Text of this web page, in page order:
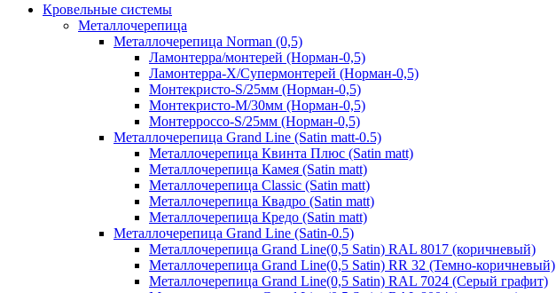
Кровельные системы
Металлочерепица
Металлочерепица Norman (0,5)
Ламонтерра/монтерей (Норман-0,5)
Ламонтерра-Х/Супермонтерей (Норман-0,5)
Монтекристо-S/25мм (Норман-0,5)
Монтекристо-M/30мм (Норман-0,5)
Монтерроссо-S/25мм (Норман-0,5)
Металлочерепица Grand Line (Satin matt-0.5)
Металлочерепица Квинта Плюс (Satin matt)
Металлочерепица Камея (Satin matt)
Металлочерепица Classic (Satin matt)
Металлочерепица Квадро (Satin matt)
Металлочерепица Кредо (Satin matt)
Металлочерепица Grand Line (Satin-0.5)
Металлочерепица Grand Line(0,5 Satin) RAL 8017 (коричневый)
Металлочерепица Grand Line(0,5 Satin) RR 32 (Темно-коричневый)
Металлочерепица Grand Line(0,5 Satin) RAL 7024 (Серый графит)